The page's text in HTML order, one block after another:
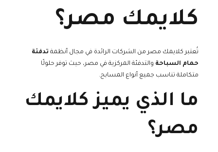
كلايمك مصر؟
تُعتبر كلايمك مصر من الشركات الرائدة في مجال أنظمة تدفئة
حمام السباحة والتدفئة المركزية في مصر، حيث توفر حلولًا
متكاملة تناسب جميع أنواع المسابح.
ما الذي يميز كلايمك
مصر؟